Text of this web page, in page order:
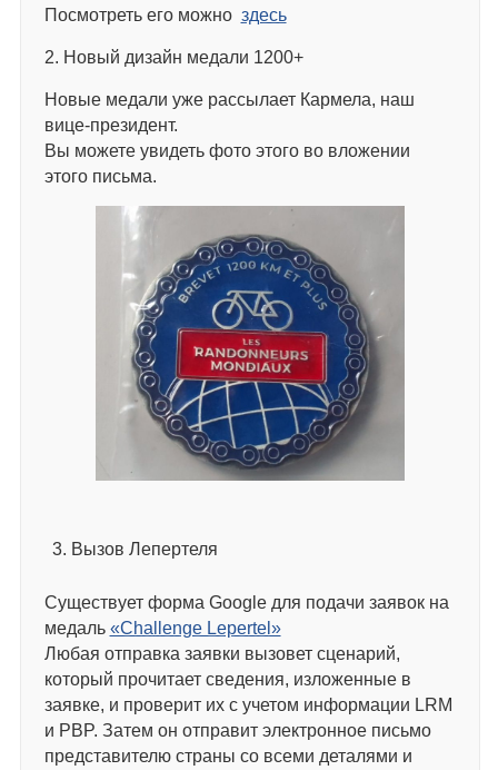
Посмотреть его можно здесь
2. Новый дизайн медали 1200+
Новые медали уже рассылает Кармела, наш
вице-президент.
Вы можете увидеть фото этого во вложении
этого письма.
Вызов Лепертеля
Существует форма Google для подачи заявок на
медаль «Challenge Lepertel»
Любая отправка заявки вызовет сценарий,
который прочитает сведения, изложенные в
заявке, и проверит их с учетом информации LRM
и PBP. Затем он отправит электронное письмо
представителю страны со всеми деталями и